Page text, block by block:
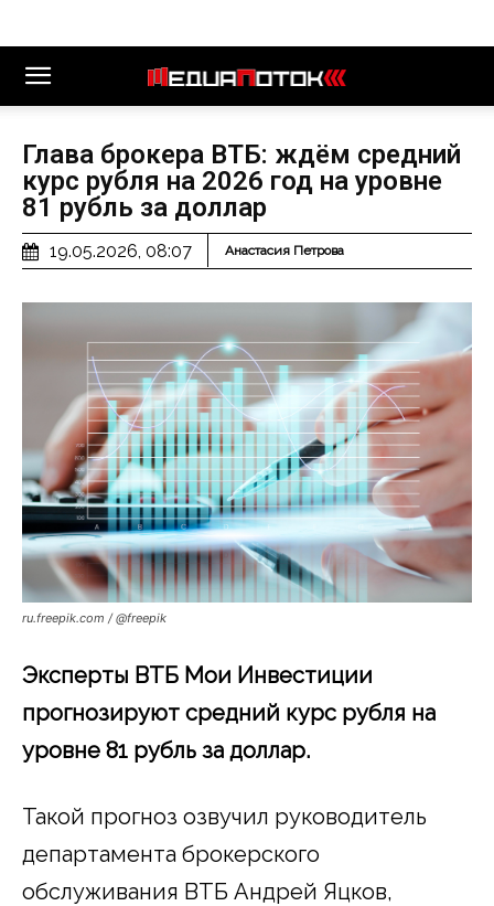
Глава брокера ВТБ: ждём средний
курс рубля на 2026 год на уровне
81 рубль за доллар
19.05.2026, 08:07 Анастасия Петрова
ru.freepik.com / @freepik
Эксперты ВТБ Мои Инвестиции
прогнозируют средний курс рубля на
уровне 81 рубль за доллар.
Такой прогноз озвучил руководитель
департамента брокерского
обслуживания ВТБ Андрей Яцков,